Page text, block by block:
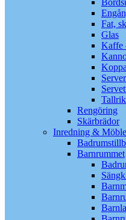
Fat,
Glas
Kaffe
Rengöring
Skärbrädor
Inredning &
Barnrummet